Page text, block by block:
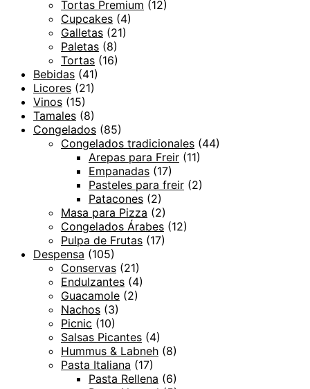
Tortas Premium (12)
Cupcakes (4)
Galletas (21)
Paletas (8)
Tortas (16)
Bebidas (41)
Licores (21)
Vinos (15)
Tamales (8)
Congelados (85)
Congelados tradicionales (44)
Arepas para Freir (11)
Empanadas (17)
Pasteles para freir (2)
Patacones (2)
Masa para Pizza (2)
Congelados Árabes (12)
Pulpa de Frutas (17)
Despensa (105)
Conservas (21)
Endulzantes (4)
Guacamole (2)
Nachos (3)
Picnic (10)
Salsas Picantes (4)
Hummus & Labneh (8)
Pasta Italiana (17)
Pasta Rellena (6)